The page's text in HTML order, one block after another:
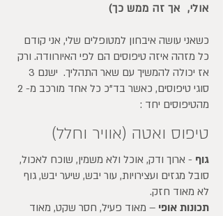
אולי, אך זה ממש כך)
כשאני עושה איבחון למטופלים שלי, אני קודם
כל מזהה איזה טיפוסים הם לפי האיורוודה. ורק
אז יכולה להמשיך עם שאר התהליך. ישנם 3
סוגי טיפוסים, כאשר בד"כ כל אחד מורכב מ- 2
מהטיפוסים יחד :
טיפוס ואטה (אוויר וחלל)
גוף - ארוך ודק, אוכל ולא משמין, שוכח לאכול,
סובל מגזים ועצירויות, עור יבש, שיער יבש, גוף
לא מאוד חזק.
תכונות אופי – מאוד פעיל, חסר שקט, מאוד